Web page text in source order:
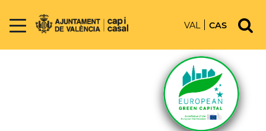
VAL CAS